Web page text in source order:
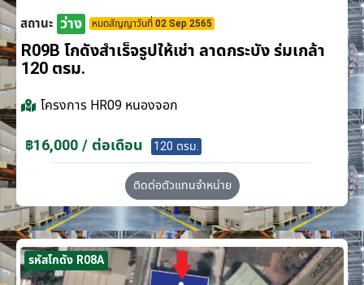
สถานะ ว่าง หมดสัญญาวันที่ 02 Sep 2565
R09B โกดังสำเร็จรูปให้เช่า ลาดกระบัง​ ร่มเกล้า
120 ตรม.
โครงการ HR09 หนองจอก
฿16,000 / ต่อเดือน 120 ตรม.
ติดต่อตัวแทนจำหน่าย
รหัสโกดัง R08A